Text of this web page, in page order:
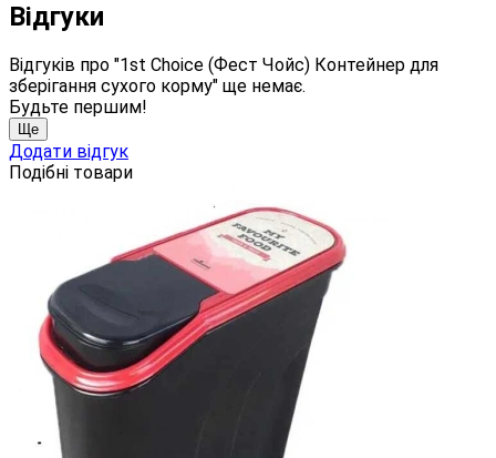
Відгуки
Відгуків про "1st Choice (Фест Чойс) Контейнер для
зберігання сухого корму" ще немає.
Будьте першим!
Ще
Додати відгук
Подібні товари